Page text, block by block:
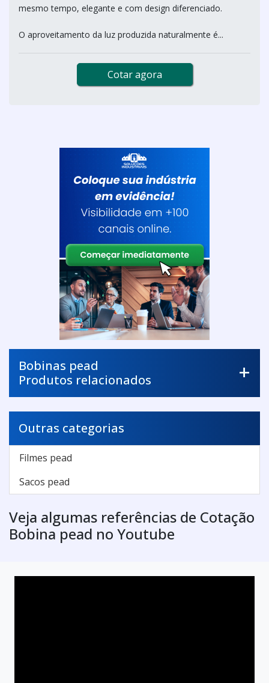
mesmo tempo, elegante e com design diferenciado.
O aproveitamento da luz produzida naturalmente é...
Cotar agora
Bobinas pead
Produtos relacionados
Outras categorias
Filmes pead
Sacos pead
Veja algumas referências de Cotação
Bobina pead no Youtube